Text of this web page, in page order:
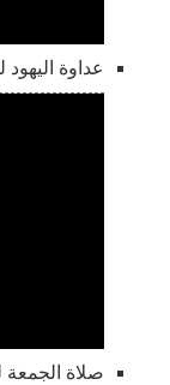
عداوة
صلاة الجمعة